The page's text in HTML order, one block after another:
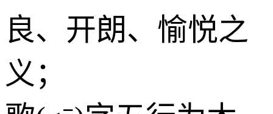
良、开朗、愉悦之
义；